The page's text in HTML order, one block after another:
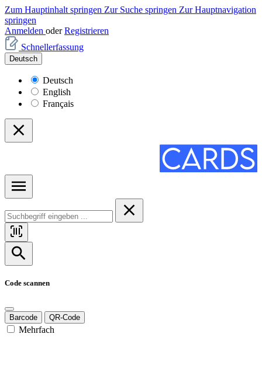
Zum Hauptinhalt springen Zur Suche springen Zur Hauptnavigation
springen
Anmelden oder Registrieren
Schnellerfassung
Deutsch
Deutsch
English
Français
Code scannen
Barcode QR-Code
Mehrfach